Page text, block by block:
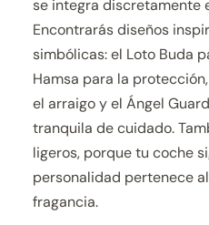
se integra discretamente
Encontrarás diseños
simbólicas: el Loto Buda
Hamsa para la
el arraigo y el Ángel
tranquila de cuidado.
ligeros, porque tu coche
personalidad pertenece
fragancia.